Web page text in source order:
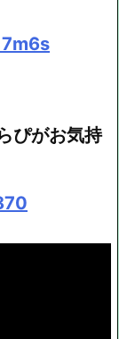
ぴがお気持